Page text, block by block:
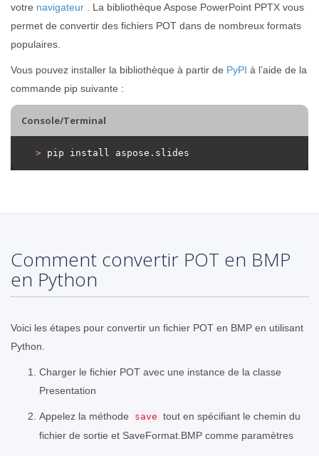
votre navigateur . La bibliothèque Aspose PowerPoint PPTX vous
permet de convertir des fichiers POT dans de nombreux formats
populaires.
Vous pouvez installer la bibliothèque à partir de PyPI à l’aide de la
commande pip suivante :
Console/Terminal
> pip install aspose.slides
Comment convertir POT en BMP
en Python
Voici les étapes pour convertir un fichier POT en BMP en utilisant
Python.
Charger le fichier POT avec une instance de la classe
Presentation
Appelez la méthode save tout en spécifiant le chemin du
fichier de sortie et SaveFormat.BMP comme paramètres